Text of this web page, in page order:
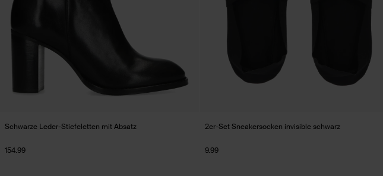
Schwarze Leder-Stiefeletten mit Absatz
154.99
2er-Set Sneakersocken invisible schwarz
9.99